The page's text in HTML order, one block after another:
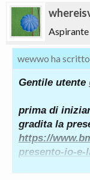
wewwo ha
Gentile utente
prima di
gradita la
https://
presento-io-e-
Abbiamo